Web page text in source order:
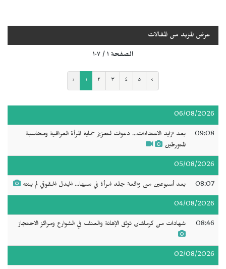
عرض المزيد من المقالات
الصفحة ١ / ١٠٧
‹ ١ ٢ ٣ ٤ ٥ ›
06/08/2026
09:08
بعد تزايد الاعتداءات... دعوات لتعزيز حماية المرأة العراقية ومحاسبة
المتورطين
05/08/2026
08:07 بعد أسبوعين من واقعة جلد امرأة في سبها... الجدل الحقوقي لم ينتهِ
04/08/2026
08:46 شهادات من كرماشان توثق الإهانة والعنف في الشوارع ومراكز الاحتجاز
02/08/2026